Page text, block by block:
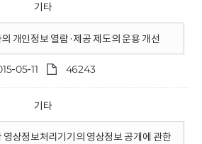
기타
개인정보 열람·제공 제도의 운용 개선
05-11 46243
기타
상정보처리기기의 영상정보 공개에 관한